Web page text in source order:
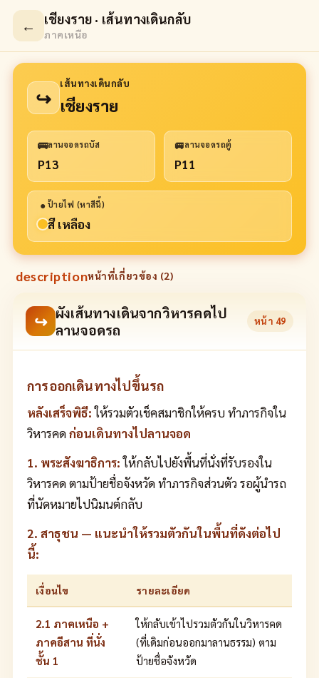
← เชียงราย · เส้นทางเดินกลับ
ภาคเหนือ
↪
เส้นทางเดินกลับ
เชียงราย
🚌ลานจอดรถบัส
P13
🚐ลานจอดรถตู้
P11
● ป้ายไฟ (หาสีนี้)
สี เหลือง
descriptionหน้าที่เกี่ยวข้อง (2)
↪ ผังเส้นทางเดินจากวิหารคดไป
ลานจอดรถ
หน้า 49
การออกเดินทางไปขึ้นรถ
หลังเสร็จพิธี:ให้รวมตัวเช็คสมาชิกให้ครบ ทำภารกิจใน
วิหารคดก่อนเดินทางไปลานจอด
1. พระสังฆาธิการ:ให้กลับไปยังพื้นที่นั่งที่รับรองใน
วิหารคด ตามป้ายชื่อจังหวัด ทำภารกิจส่วนตัว รอผู้นำรถ
ที่นัดหมายไปนิมนต์กลับ
2. สาธุชน — แนะนำให้รวมตัวกันในพื้นที่ดังต่อไป
นี้:
เงื่อนไข รายละเอียด
2.1 ภาคเหนือ +
ภาคอีสาน ที่นั่ง
ชั้น 1
ให้กลับเข้าไปรวมตัวกันในวิหารคด
(ที่เดิมก่อนออกมาลานธรรม) ตาม
ป้ายชื่อจังหวัด